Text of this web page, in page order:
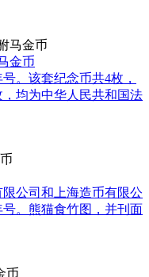
金币
。该套纪念币共4枚，
均为中华人民共和国法
公司和上海造币有限公
。熊猫食竹图，并刊面